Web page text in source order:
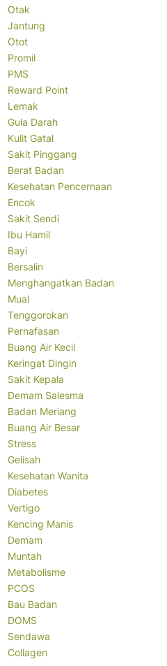
Otak
Jantung
Otot
Promil
PMS
Reward Point
Lemak
Gula Darah
Kulit Gatal
Sakit Pinggang
Berat Badan
Kesehatan Pencernaan
Encok
Sakit Sendi
Ibu Hamil
Bayi
Bersalin
Menghangatkan Badan
Mual
Tenggorokan
Pernafasan
Buang Air Kecil
Keringat Dingin
Sakit Kepala
Demam Salesma
Badan Meriang
Buang Air Besar
Stress
Gelisah
Kesehatan Wanita
Diabetes
Vertigo
Kencing Manis
Demam
Muntah
Metabolisme
PCOS
Bau Badan
DOMS
Sendawa
Collagen